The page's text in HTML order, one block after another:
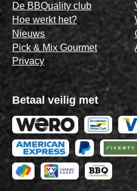
De BBQuality club
Hoe werkt het?
Nieuws
Pick & Mix Gourmet
Privacy
Betaal veilig met